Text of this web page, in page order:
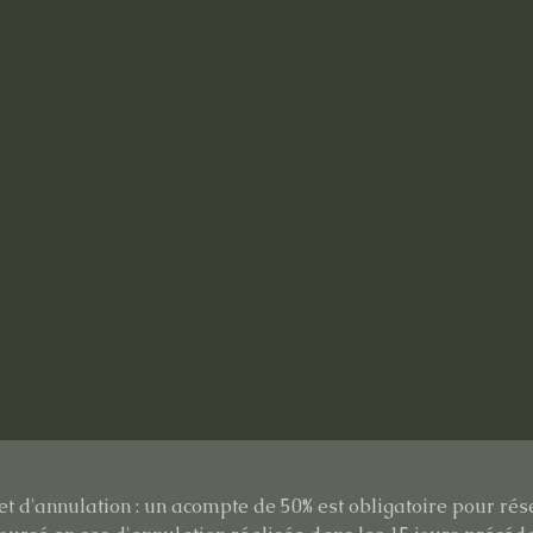
d'annulation : un acompte de 50% est obligatoire pour